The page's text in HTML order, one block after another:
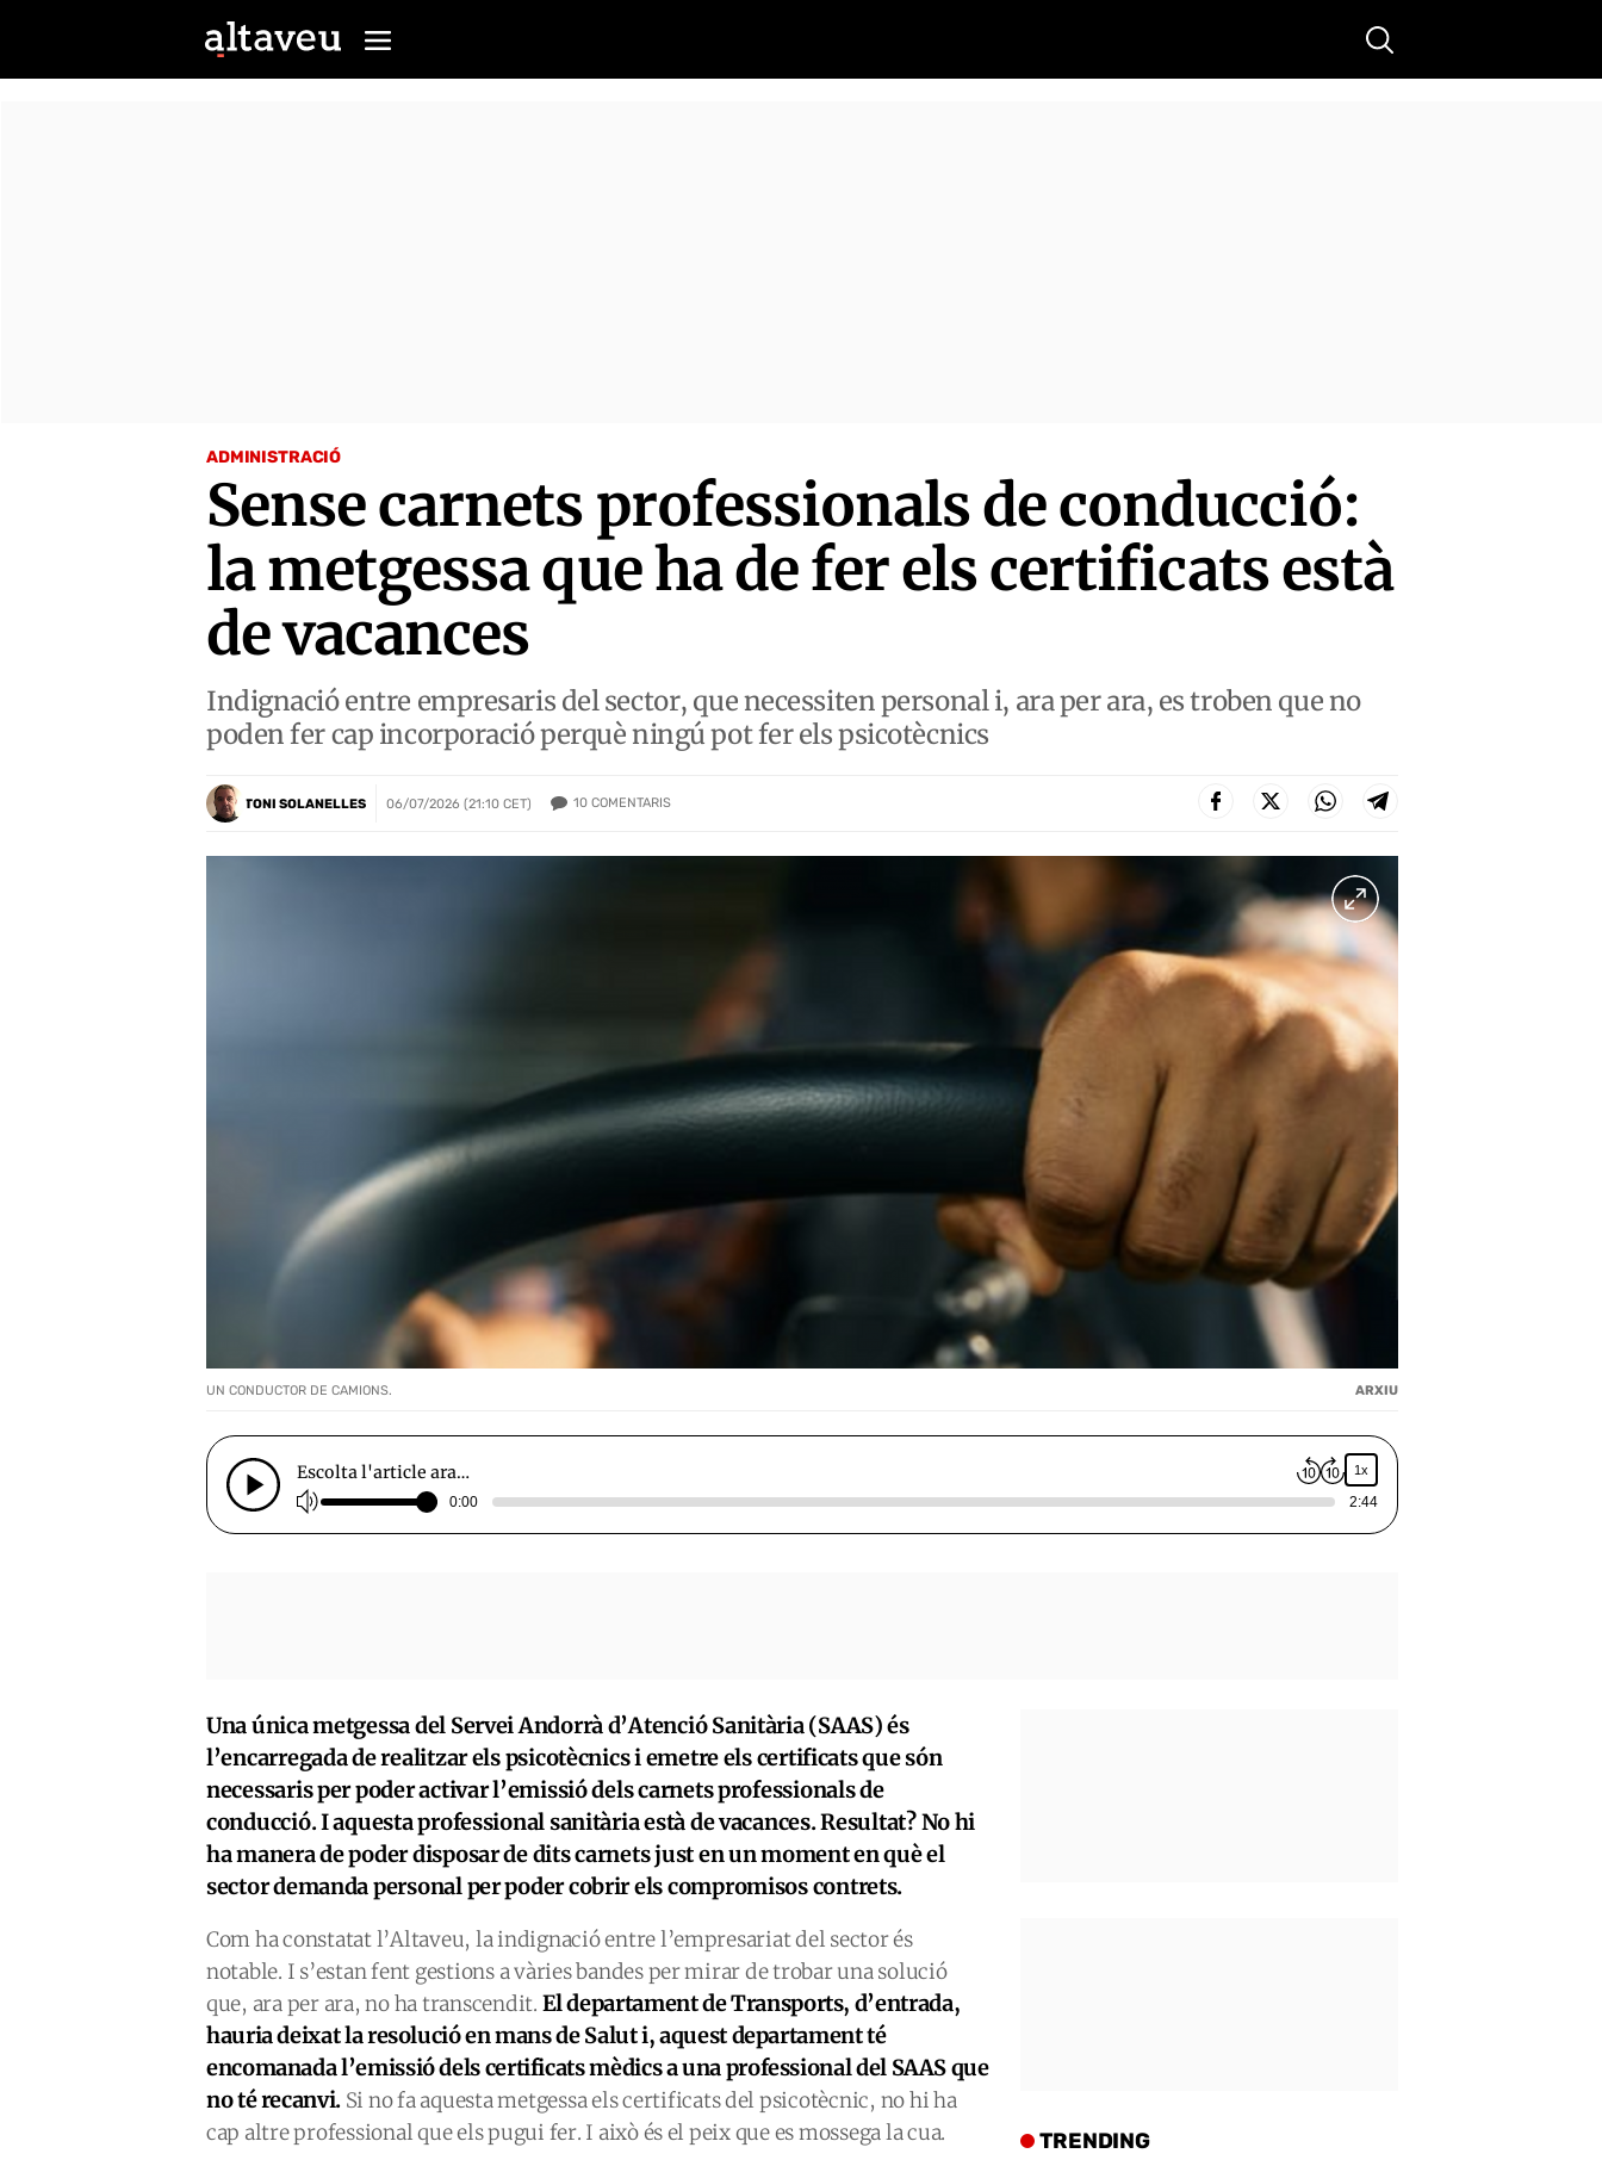
Buscar
ADMINISTRACIÓ
Sense carnets professionals de conducció:
la metgessa que ha de fer els certificats està
de vacances
Indignació entre empresaris del sector, que necessiten personal i, ara per ara, es troben que no
poden fer cap incorporació perquè ningú pot fer els psicotècnics
TONI SOLANELLES 06/07/2026 (21:10 CET) 10 COMENTARIS
UN CONDUCTOR DE CAMIONS. ARXIU
Escolta l'article ara… 1x
0:00 2:44
Una única metgessa del Servei Andorrà d’Atenció Sanitària (SAAS) és
l’encarregada de realitzar els psicotècnics i emetre els certificats que són
necessaris per poder activar l’emissió dels carnets professionals de
conducció. I aquesta professional sanitària està de vacances. Resultat? No hi
ha manera de poder disposar de dits carnets just en un moment en què el
sector demanda personal per poder cobrir els compromisos contrets.
Com ha constatat l’Altaveu, la indignació entre l’empresariat del sector és
notable. I s’estan fent gestions a vàries bandes per mirar de trobar una solució
que, ara per ara, no ha transcendit. El departament de Transports, d’entrada,
hauria deixat la resolució en mans de Salut i, aquest departament té
encomanada l’emissió dels certificats mèdics a una professional del SAAS que
no té recanvi.Si no fa aquesta metgessa els certificats del psicotècnic, no hi ha
cap altre professional que els pugui fer. I això és el peix que es mossega la cua.
TRENDING